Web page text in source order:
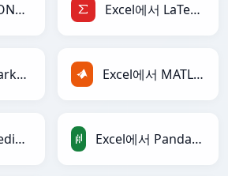
Excel에서 JSONLines로 Excel에서 LaTeX로
Excel에서 Markdown로 Excel에서 MATLAB로
Excel에서 MediaWiki로 Excel에서 PandasDataFrame로